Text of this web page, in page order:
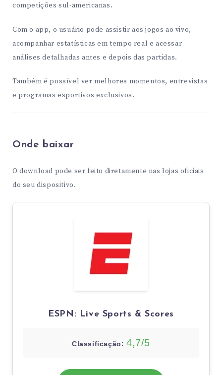
competições sul-americanas.
Com o app, o usuário pode assistir aos jogos ao vivo,
acompanhar estatísticas em tempo real e acessar
análises detalhadas antes e depois das partidas.
Também é possível ver melhores momentos, entrevistas
e programas esportivos exclusivos.
Onde baixar
O download pode ser feito diretamente nas lojas oficiais
do seu dispositivo.
ESPN: Live Sports & Scores
Classificação: 4,7/5